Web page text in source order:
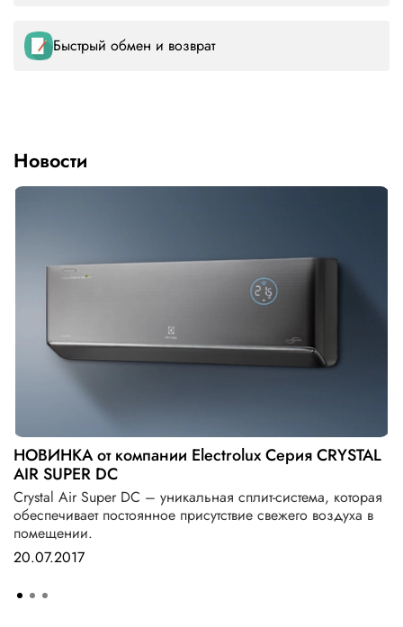
Быстрый обмен и возврат
Новости
НОВИНКА от компании Electrolux Серия CRYSTAL
AIR SUPER DC
Crystal Air Super DC – уникальная сплит-система, которая
обеспечивает постоянное присутствие свежего воздуха в
помещении.
20.07.2017